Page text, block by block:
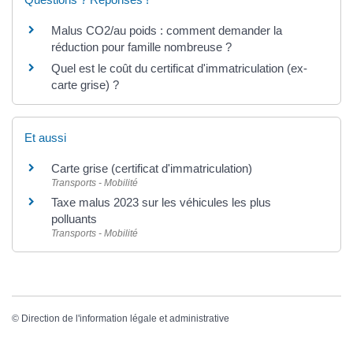
Malus CO2/au poids : comment demander la
réduction pour famille nombreuse ?
Quel est le coût du certificat d'immatriculation (ex-
carte grise) ?
Et aussi
Carte grise (certificat d'immatriculation)
Transports - Mobilité
Taxe malus 2023 sur les véhicules les plus
polluants
Transports - Mobilité
© Direction de l'information légale et administrative